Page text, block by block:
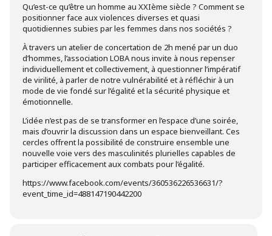
Qu’est-ce qu’être un homme au XXIème siècle ? Comment se
positionner face aux violences diverses et quasi
quotidiennes subies par les femmes dans nos sociétés ?
À travers un atelier de concertation de 2h mené par un duo
d’hommes, l’association LOBA nous invite à nous repenser
individuellement et collectivement, à questionner l’impératif
de virilité, à parler de notre vulnérabilité et à réfléchir à un
mode de vie fondé sur l’égalité et la sécurité physique et
émotionnelle.
L’idée n’est pas de se transformer en l’espace d’une soirée,
mais d’ouvrir la discussion dans un espace bienveillant. Ces
cercles offrent la possibilité de construire ensemble une
nouvelle voie vers des masculinités plurielles capables de
participer efficacement aux combats pour l’égalité.
https://www.facebook.com/events/360536226536631/?
event_time_id=488147190442200